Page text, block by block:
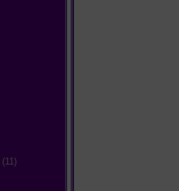
(11)